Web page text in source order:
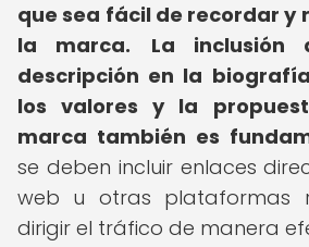
que sea fácil de recordar y
la marca.
La inclusión
descripción en la
los valores y la
marca también es
se deben incluir enlaces
web u otras plataformas
dirigir el tráfico de manera